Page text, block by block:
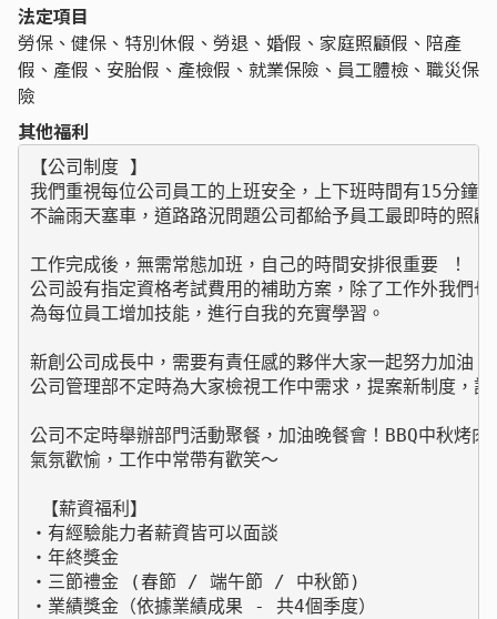
法定項目
勞保、健保、特別休假、勞退、婚假、家庭照顧假、陪產
假、產假、安胎假、產檢假、就業保險、員工體檢、職災保
險
其他福利
【公司制度 】
我們重視每位公司員工的上班安全，上下班時間有15分鐘
不論雨天塞車，道路路況問題公司都給予員工最即時的照顧
工作完成後，無需常態加班，自己的時間安排很重要 ！
公司設有指定資格考試費用的補助方案，除了工作外我們
為每位員工增加技能，進行自我的充實學習。
新創公司成長中，需要有責任感的夥伴大家一起努力加油！
公司管理部不定時為大家檢視工作中需求，提案新制度，
公司不定時舉辦部門活動聚餐，加油晚餐會！BBQ中秋烤肉
氣氛歡愉，工作中常帶有歡笑～
【薪資福利】
・有經驗能力者薪資皆可以面談
・年終獎金
・三節禮金 (春節 / 端午節 / 中秋節)
・業績獎金（依據業績成果 - 共4個季度）